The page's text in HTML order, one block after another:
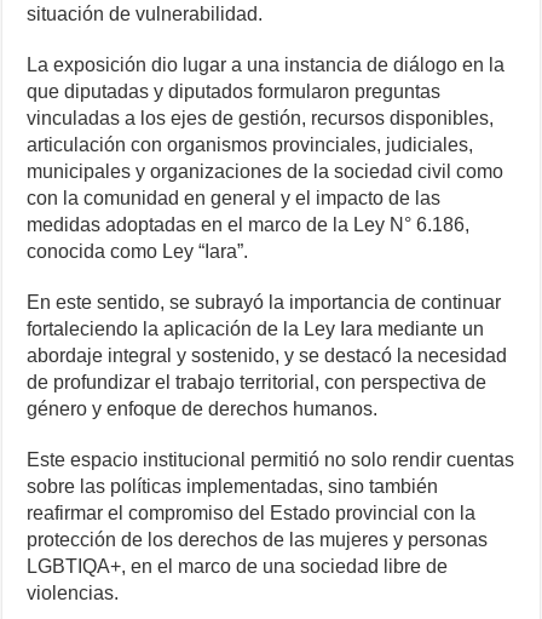
situación de vulnerabilidad.
La exposición dio lugar a una instancia de diálogo en la
que diputadas y diputados formularon preguntas
vinculadas a los ejes de gestión, recursos disponibles,
articulación con organismos provinciales, judiciales,
municipales y organizaciones de la sociedad civil como
con la comunidad en general y el impacto de las
medidas adoptadas en el marco de la Ley N° 6.186,
conocida como Ley “Iara”.
En este sentido, se subrayó la importancia de continuar
fortaleciendo la aplicación de la Ley Iara mediante un
abordaje integral y sostenido, y se destacó la necesidad
de profundizar el trabajo territorial, con perspectiva de
género y enfoque de derechos humanos.
Este espacio institucional permitió no solo rendir cuentas
sobre las políticas implementadas, sino también
reafirmar el compromiso del Estado provincial con la
protección de los derechos de las mujeres y personas
LGBTIQA+, en el marco de una sociedad libre de
violencias.